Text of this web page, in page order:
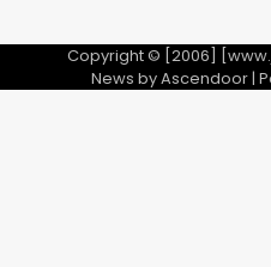
Copyright © [2006]
News byAscendoor|